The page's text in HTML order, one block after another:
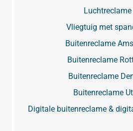
Vliegtuig met
Buitenreclame
Buitenreclame
Buitenreclame
Buitenreclame
Digitale buitenreclame &